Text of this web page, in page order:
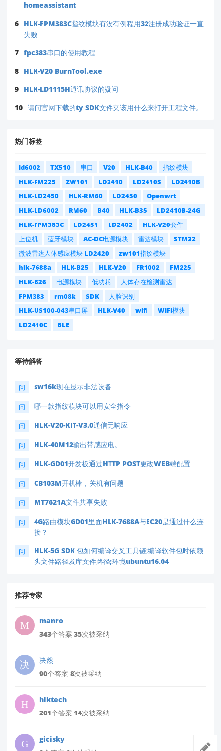
homeassistant
6 HLK-FPM383C指纹模块有没有例程用32注册成功验证一直
失败
7 fpc383串口的使用教程
8 HLK-V20 BurnTool.exe
9 HLK-LD1115H通讯协议的疑问
10 请问官网下载的ty SDK文件夹该用什么来打开工程文件。
热门标签
ld6002 TX510 串口 V20 HLK-B40
指纹模块
HLK-FM225
ZW101 LD2410 LD2410S
LD2410B
HLK-LD2450
HLK-RM60 LD2450
Openwrt
HLK-LD6002
RM60 B40 HLK-B35
LD2410B-24G
HLK-FPM383C
LD2451 LD2402
HLK-V20套件
上位机
蓝牙模块 AC-DC电源模块 雷达模块
STM32
微波雷达人体感应模块 LD2420
zw101指纹模块
hlk-7688a
HLK-B25 HLK-V20 FR1002
FM225
HLK-B26
电源模块 低功耗
人体存在检测雷达
FPM383
rm08k SDK
人脸识别
HLK-US100-043串口屏
HLK-V40 wifi
WiFi模块
LD2410C
BLE
等待解答
问 sw16k现在显示非法设备
问 哪一款指纹模块可以用安全指令
问 HLK-V20-KIT-V3.0通信无响应
问 HLK-40M12输出带感应电。
问 HLK-GD01开发板通过HTTP POST更改WEB端配置
问 CB103M开机棒，关机有问题
问 MT7621A文件共享失败
问
4G路由模块GD01里面HLK-7688A与EC20是通过什么连
接？
问
HLK-5G SDK 包如何编译交叉工具链;编译软件包时依赖
头文件路径及库文件路径;环境ubuntu16.04
推荐专家
manro
343个答案 35次被采纳
决然
90个答案 8次被采纳
hlktech
201个答案 14次被采纳
gicisky